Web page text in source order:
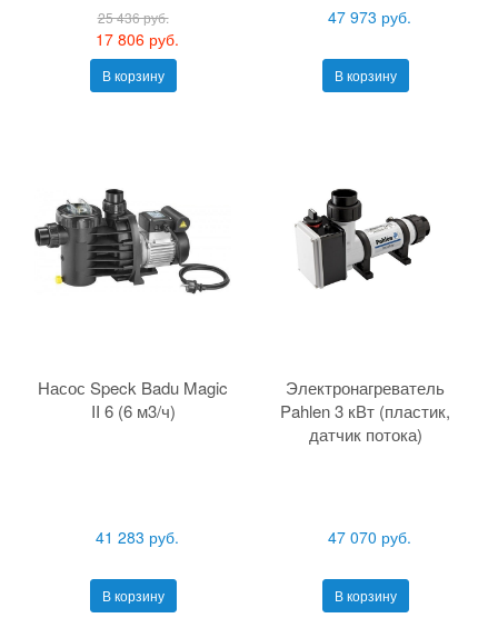
25 436 руб.
17 806 руб.
В корзину
47 973 руб.
В корзину
Насос Speck Badu Magic
II 6 (6 м3/ч)
41 283 руб.
В корзину
Электронагреватель
Pahlen 3 кВт (пластик,
датчик потока)
47 070 руб.
В корзину